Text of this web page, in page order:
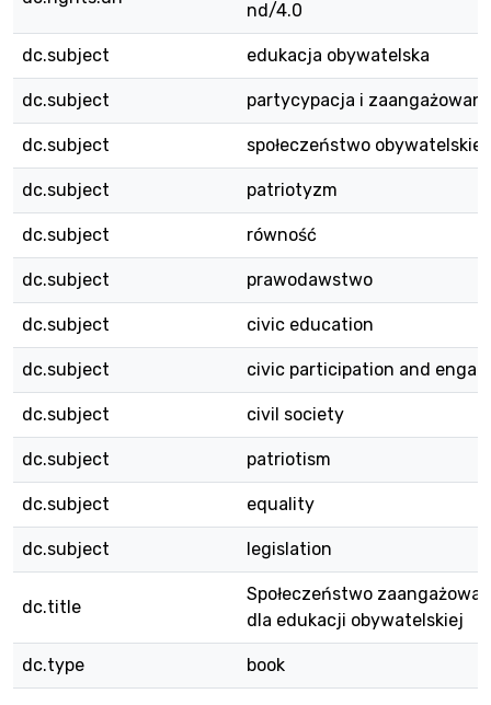
nd/4.0
dc.subject edukacja obywatelska
dc.subject partycypacja i
dc.subject społeczeństwo obywatelskie
dc.subject patriotyzm
dc.subject równość
dc.subject prawodawstwo
dc.subject civic education
dc.subject civic participation and
dc.subject civil society
dc.subject patriotism
dc.subject equality
dc.subject legislation
dc.title
Społeczeństwo
dla edukacji obywatelskiej
dc.type book